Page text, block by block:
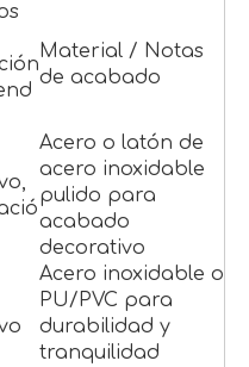
Material / Notas
de acabado
Acero o latón de
acero inoxidable
pulido para
acabado
decorativo
Acero inoxidable o
PU/PVC para
durabilidad y
tranquilidad